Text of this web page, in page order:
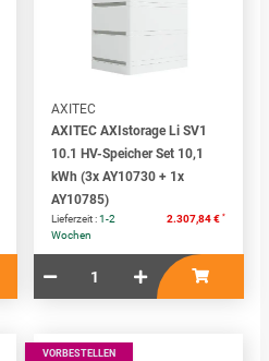
AXITEC
AXITEC AXIstorage Li SV1
10.1 HV-Speicher Set 10,1
kWh (3x AY10730 + 1x
AY10785)
Lieferzeit :1-2
Wochen
2.307,84 € *
VORBESTELLEN